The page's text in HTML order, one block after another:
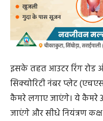
इसके तहत आउटर रिंग रोड
सिक्योरिटी नंबर प्लेट
कैमरे लगाए जाएंगे। ये कैमरे
जाएंगे और सीधे नियंत्रण